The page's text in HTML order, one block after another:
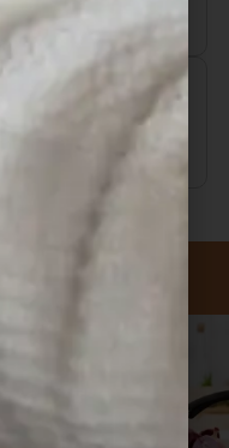
menor.